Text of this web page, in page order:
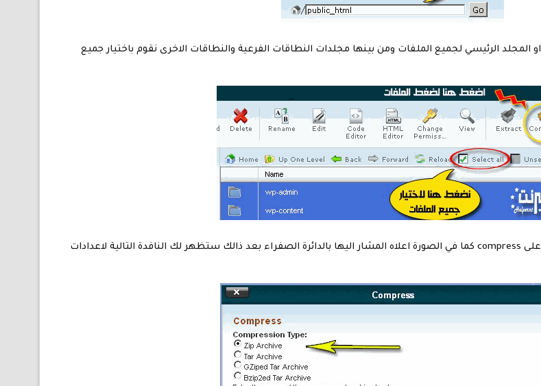
بعدما تأكدت من وجودك في مجلد public_html او المجلد الرئيسي لجميع الملفات ومن بينها مجلدات النطاقات الفرعية والنطاقات الاخرى نقوم باختيار جميع
بالضغط على select-all وبعدها نقوم بالضغط على compress كما في الصورة اعلاه المشار اليها بالدائرة الصفراء بعد ذالك ستظهر لك النافدة التالية لاعدادات